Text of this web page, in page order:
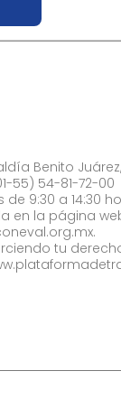
Benito
55) 54-81-72-00
9:30 a 14:30
en la página
.
tu